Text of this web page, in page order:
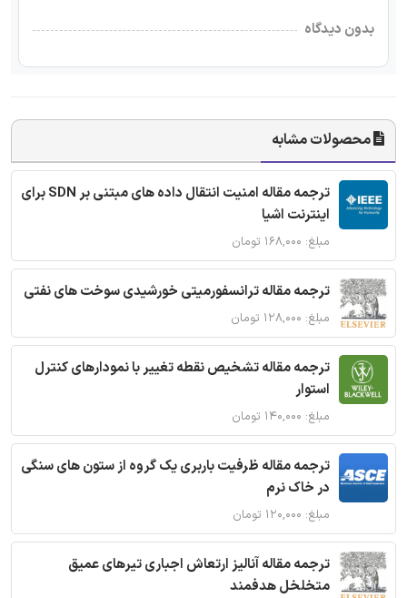
بدون دیدگاه
محصولات مشابه
ترجمه مقاله امنیت انتقال داده های مبتنی بر SDN برای
اینترنت اشیا
مبلغ: ۱۶۸,۰۰۰ تومان
ترجمه مقاله ترانسفورمیتی خورشیدی سوخت های نفتی
مبلغ: ۱۲۸,۰۰۰ تومان
ترجمه مقاله تشخیص نقطه تغییر با نمودارهای کنترل
استوار
مبلغ: ۱۴۰,۰۰۰ تومان
ترجمه مقاله ظرفیت باربری یک گروه از ستون های سنگی
در خاک نرم
مبلغ: ۱۲۰,۰۰۰ تومان
ترجمه مقاله آنالیز ارتعاش اجباری تیرهای عمیق
متخلخل هدفمند